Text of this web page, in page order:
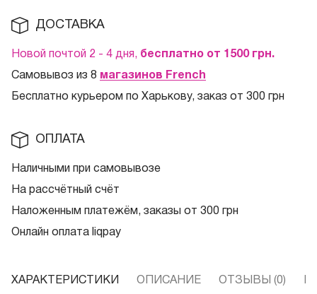
ДОСТАВКА
Новой почтой 2 - 4 дня, бесплатно от 1500 грн.
Самовывоз из 8 магазинов French
Бесплатно курьером по Харькову, заказ от 300 грн
ОПЛАТА
Наличными при самовывозе
На рассчётный счёт
Наложенным платежём, заказы от 300 грн
Онлайн оплата liqpay
ХАРАКТЕРИСТИКИ ОПИСАНИЕ ОТЗЫВЫ (0)